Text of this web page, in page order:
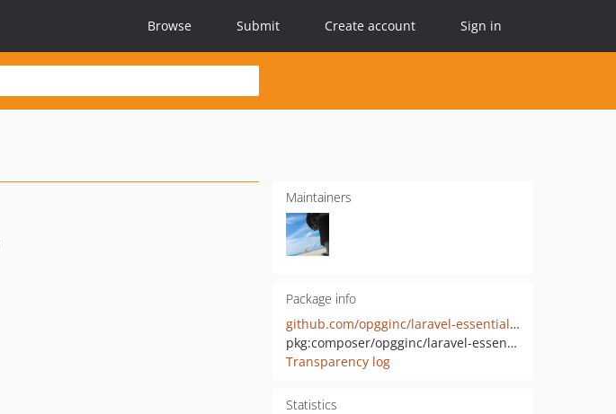
Browse Submit Create account Sign in
Maintainers
Package info
github.com/opgginc/laravel-essentials-entry
pkg:composer/opgginc/laravel-essentials-entry
Transparency log
Statistics